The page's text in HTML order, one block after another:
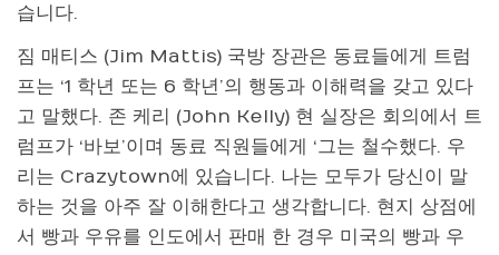
습니다.
짐 매티스 (Jim Mattis) 국방 장관은 동료들에게 트럼
프는 ‘1 학년 또는 6 학년’의 행동과 이해력을 갖고 있다
고 말했다. 존 케리 (John Kelly) 현 실장은 회의에서 트
럼프가 ‘바보’이며 동료 직원들에게 ‘그는 철수했다. 우
리는 Crazytown에 있습니다. 나는 모두가 당신이 말
하는 것을 아주 잘 이해한다고 생각합니다. 현지 상점에
서 빵과 우유를 인도에서 판매 한 경우 미국의 빵과 우